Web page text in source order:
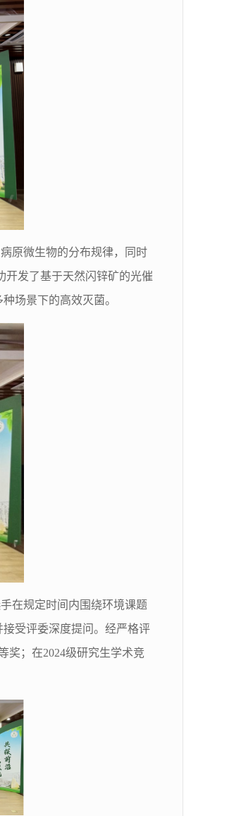
原微生物的分布规律，同时
开发了基于天然闪锌矿的光催
场景下的高效灭菌。
在规定时间 内 围绕环境课题
受评委深度提问。经严格评
奖 ；在2024级研究生学术竞